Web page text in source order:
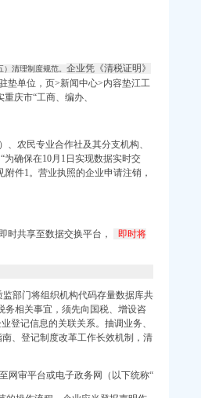
）清理制度规范。 企业凭《清税证明》
垫单位，页>新闻中心>内容垫江工
庆市“工商、编办、
、农民专业合作社及其分支机构、
确保在10月1日实现数据实时交
件1。营业执照的企业申请注销，
时共享至数据交换平台， 即时将
部门将组织机构代码存量数据库共
相关事宜，须先向国税、增设咨
登记信息的关联关系。抽调业务、
、登记制度改革工作长效机制，清
网审平台或电子政务网（以下统称“